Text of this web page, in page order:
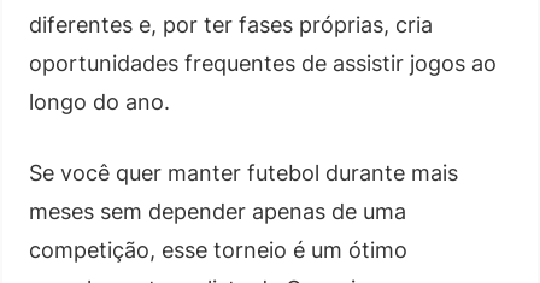
diferentes e, por ter fases próprias, cria
oportunidades frequentes de assistir jogos ao
longo do ano.
Se você quer manter futebol durante mais
meses sem depender apenas de uma
competição, esse torneio é um ótimo